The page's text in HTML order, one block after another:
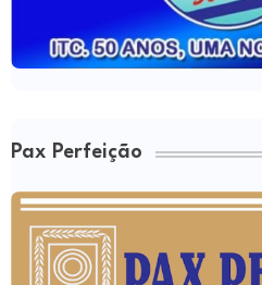
Pax Perfeição